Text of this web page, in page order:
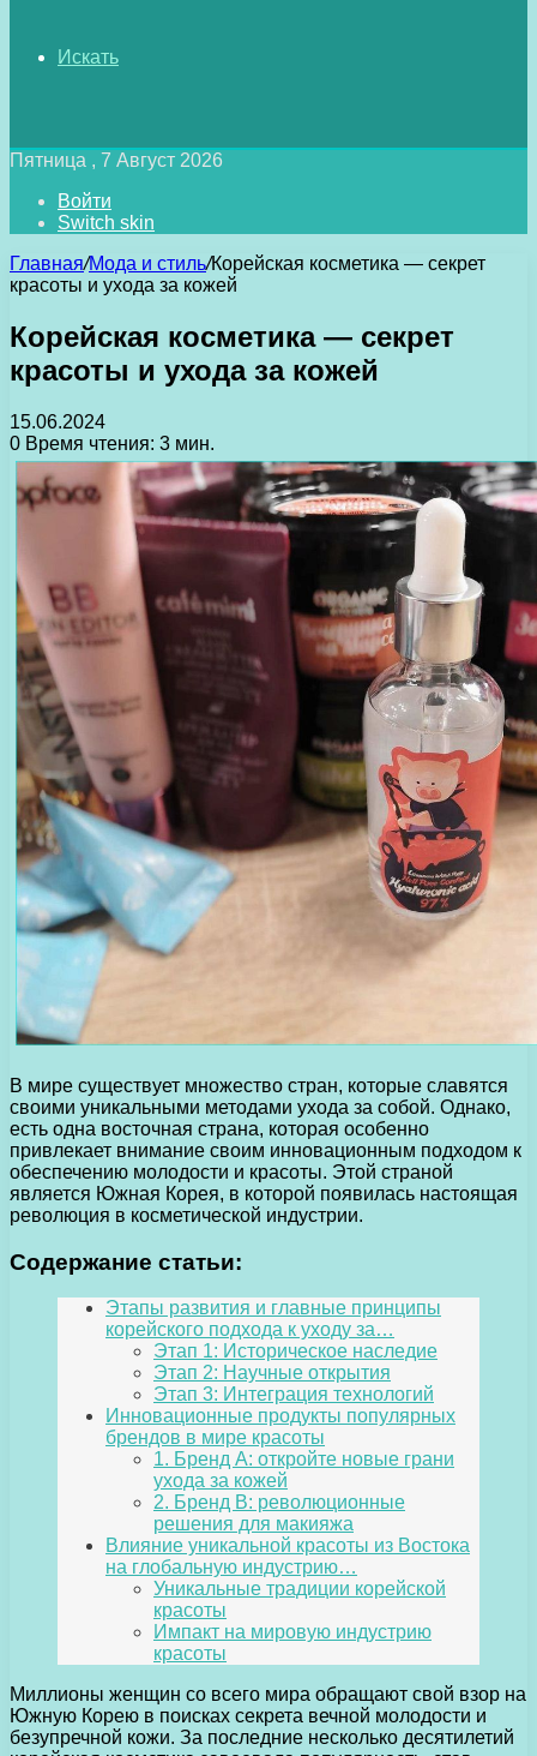
Искать
Пятница , 7 Август 2026
Войти
Switch skin
Главная/Мода и стиль/Корейская косметика — секрет
красоты и ухода за кожей
Корейская косметика — секрет
красоты и ухода за кожей
15.06.2024
0 Время чтения: 3 мин.
В мире существует множество стран, которые славятся
своими уникальными методами ухода за собой. Однако,
есть одна восточная страна, которая особенно
привлекает внимание своим инновационным подходом к
обеспечению молодости и красоты. Этой страной
является Южная Корея, в которой появилась настоящая
революция в косметической индустрии.
Содержание статьи:
Этапы развития и главные принципы
корейского подхода к уходу за…
Этап 1: Историческое наследие
Этап 2: Научные открытия
Этап 3: Интеграция технологий
Инновационные продукты популярных
брендов в мире красоты
1. Бренд A: откройте новые грани
ухода за кожей
2. Бренд B: революционные
решения для макияжа
Влияние уникальной красоты из Востока
на глобальную индустрию…
Уникальные традиции корейской
красоты
Импакт на мировую индустрию
красоты
Миллионы женщин со всего мира обращают свой взор на
Южную Корею в поисках секрета вечной молодости и
безупречной кожи. За последние несколько десятилетий